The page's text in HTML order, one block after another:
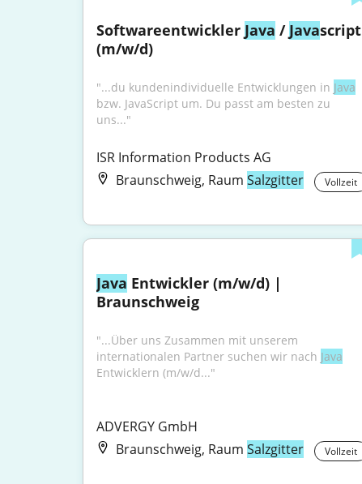
Softwareentwickler Java / Javascript
(m/w/d)
"...du kundenindividuelle Entwicklungen in Java
bzw. JavaScript um. Du passt am besten zu
uns..."
ISR Information Products AG
Braunschweig, Raum Salzgitter Vollzeit
Java Entwickler (m/w/d) |
Braunschweig
"...Über uns Zusammen mit unserem
internationalen Partner suchen wir nach Java
Entwicklern (m/w/d..."
ADVERGY GmbH
Braunschweig, Raum Salzgitter Vollzeit